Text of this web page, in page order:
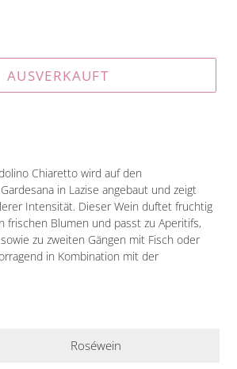
AUSVERKAUFT
Chiaretto wird auf den
in Lazise angebaut und zeigt
Intensität. Dieser Wein duftet fruchtig
frischen Blumen und passt zu Aperitifs,
zu zweiten Gängen mit Fisch oder
in Kombination mit der
Roséwein